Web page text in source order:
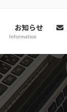
お知らせ
Information